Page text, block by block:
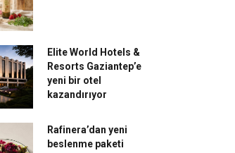
Elite World Hotels &
Resorts Gaziantep’e
yeni bir otel
kazandırıyor
Rafinera’dan yeni
beslenme paketi